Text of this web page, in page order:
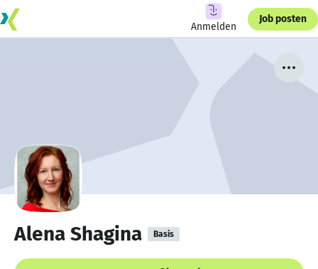
Anmelden
Job posten
Alena Shagina Basis